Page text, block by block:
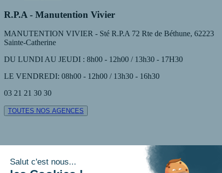
R.P.A - Manutention Vivier
MANUTENTION VIVIER - Sté R.P.A 72 Rte de Béthune, 62223
Sainte-Catherine
DU LUNDI AU JEUDI : 8h00 - 12h00 / 13h30 - 17H30
LE VENDREDI: 08h00 - 12h00 / 13h30 - 16h30
03 21 21 30 30
TOUTES NOS AGENCES